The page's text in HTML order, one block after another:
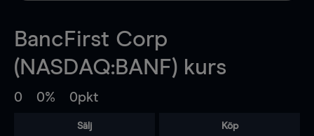
BancFirst Corp
(NASDAQ:BANF) kurs
0 0% 0pkt
Sälj Köp